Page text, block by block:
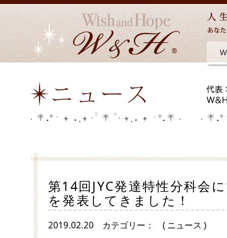
第14回JYC発達特性分科会
を発表してきました！
2019.02.20 カテゴリー： ( ニュース )